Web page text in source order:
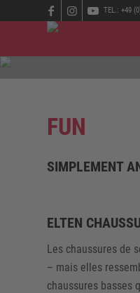
TEL.: +49
FUN
SIMPLEMENT
ELTEN
Les chaussures de
– mais elles
chaussures basses